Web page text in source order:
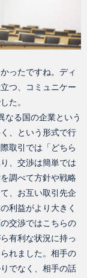
ったですね。ディ
つ、コミュニケー
た。
なる国の企業という
、という形式で行
取引では「どちら
、交渉は簡単では
調べて方針や戦略
、お互い取引先企
利益がより大きく
交渉ではこちらの
有利な状況に持っ
れました。相手の
でなく、相手の話